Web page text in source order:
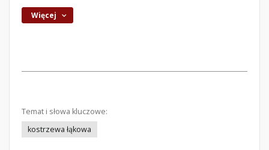
Więcej
Temat i słowa kluczowe:
kostrzewa łąkowa